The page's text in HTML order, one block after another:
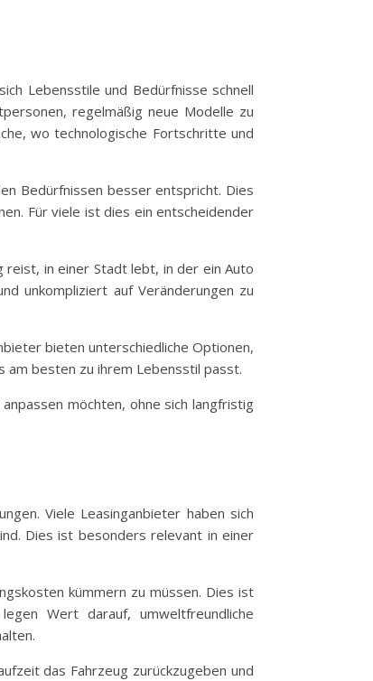
Lebensstile und Bedürfnisse schnell
regelmäßig neue Modelle zu
wo technologische Fortschritte und
Bedürfnissen besser entspricht. Dies
Für viele ist dies ein entscheidender
reist, in einer Stadt lebt, in der ein Auto
unkompliziert auf Veränderungen zu
bieten unterschiedliche Optionen,
am besten zu ihrem Lebensstil passt.
möchten, ohne sich langfristig
Viele Leasinganbieter haben sich
Dies ist besonders relevant in einer
kümmern zu müssen. Dies ist
Wert darauf, umweltfreundliche
das Fahrzeug zurückzugeben und